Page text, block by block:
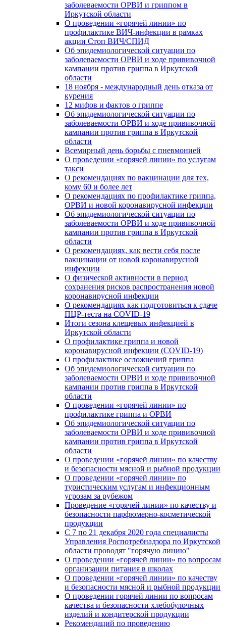
заболеваемости ОРВИ и гриппом в
Иркутской области
О проведении «горячей линии» по
профилактике ВИЧ-инфекции в рамках
акции Стоп ВИЧ/СПИД
Об эпидемиологической ситуации по
заболеваемости ОРВИ и ходе прививочной
кампании против гриппа в Иркутской
области
18 ноября - международный день отказа от
курения
12 мифов и фактов о гриппе
Об эпидемиологической ситуации по
заболеваемости ОРВИ и ходе прививочной
кампании против гриппа в Иркутской
области
Всемирный день борьбы с пневмонией
О проведении «горячей линии» по услугам
такси
О рекомендациях по вакцинации для тех,
кому 60 и более лет
О рекомендациях по профилактике гриппа,
ОРВИ и новой коронавирусной инфекции
Об эпидемиологической ситуации по
заболеваемости ОРВИ и ходе прививочной
кампании против гриппа в Иркутской
области
О рекомендациях, как вести себя после
вакцинации от новой коронавирусной
инфекции
О физической активности в период
сохранения рисков распространения новой
коронавирусной инфекции
О рекомендациях как подготовиться к сдаче
ПЦР-теста на COVID-19
Итоги сезона клещевых инфекцией в
Иркутской области
О профилактике гриппа и новой
коронавирусной инфекции (COVID-19)
О профилактике осложнений гриппа
Об эпидемиологической ситуации по
заболеваемости ОРВИ и ходе прививочной
кампании против гриппа в Иркутской
области
О проведении «горячей линии» по
профилактике гриппа и ОРВИ
Об эпидемиологической ситуации по
заболеваемости ОРВИ и ходе прививочной
кампании против гриппа в Иркутской
области
О проведении «горячей линии» по качеству
и безопасности мясной и рыбной продукции
О проведении «горячей линии» по
туристическим услугам и инфекционным
угрозам за рубежом
Проведение «горячей линии» по качеству и
безопасности парфюмерно-косметической
продукции
С 7 по 21 декабря 2020 года специалисты
Управления Роспотребнадзора по Иркутской
области проводят "горячую линию"
О проведении «горячей линии» по вопросам
организации питания в школах
О проведении «горячей линии» по качеству
и безопасности мясной и рыбной продукции
О проведении горячей линии по вопросам
качества и безопасности хлебобулочных
изделий и кондитерской продукции
Рекомендаций по проведению